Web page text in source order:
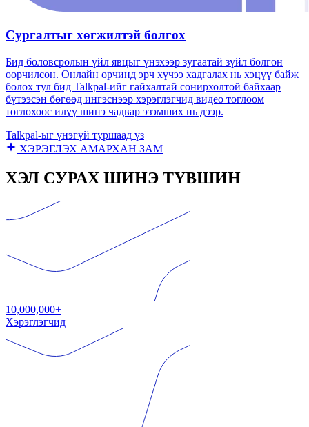
Сургалтыг хөгжилтэй болгох
Бид боловсролын үйл явцыг үнэхээр зугаатай зүйл болгон
өөрчилсөн. Онлайн орчинд эрч хүчээ хадгалах нь хэцүү байж
болох тул бид Talkpal-ийг гайхалтай сонирхолтой байхаар
бүтээсэн бөгөөд ингэснээр хэрэглэгчид видео тоглоом
тоглохоос илүү шинэ чадвар эзэмших нь дээр.
Talkpal-ыг үнэгүй туршаад үз
ХЭРЭГЛЭХ АМАРХАН ЗАМ
ХЭЛ СУРАХ ШИНЭ ТҮВШИН
10,000,000+
Хэрэглэгчид